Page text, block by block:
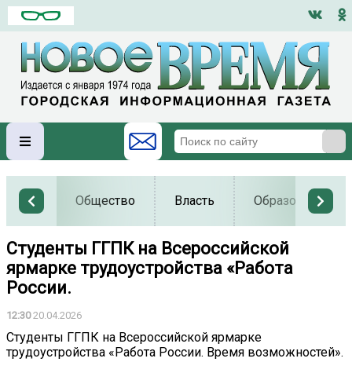
Общество Власть Образование
Студенты ГГПК на Всероссийской
ярмарке трудоустройства «Работа
России.
12:3020.04.2026
Студенты ГГПК на Всероссийской ярмарке
трудоустройства «Работа России. Время возможностей».